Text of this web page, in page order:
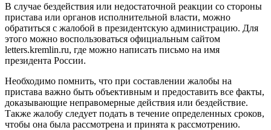
В случае бездействия или недостаточной реакции со стороны
пристава или органов исполнительной власти, можно
обратиться с жалобой в президентскую администрацию. Для
этого можно воспользоваться официальным сайтом
letters.kremlin.ru, где можно написать письмо на имя
президента России.
Необходимо помнить, что при составлении жалобы на
пристава важно быть объективным и предоставить все факты,
доказывающие неправомерные действия или бездействие.
Также жалобу следует подать в течение определенных сроков,
чтобы она была рассмотрена и принята к рассмотрению.